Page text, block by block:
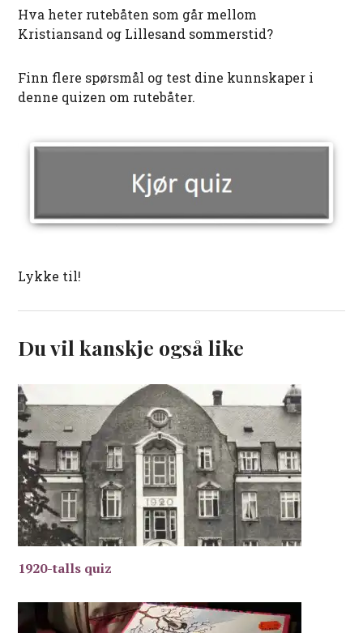
Hva heter rutebåten som går mellom
Kristiansand og Lillesand sommerstid?
Finn flere spørsmål og test dine kunnskaper i
denne quizen om rutebåter.
Lykke til!
Du vil kanskje også like
1920-talls quiz